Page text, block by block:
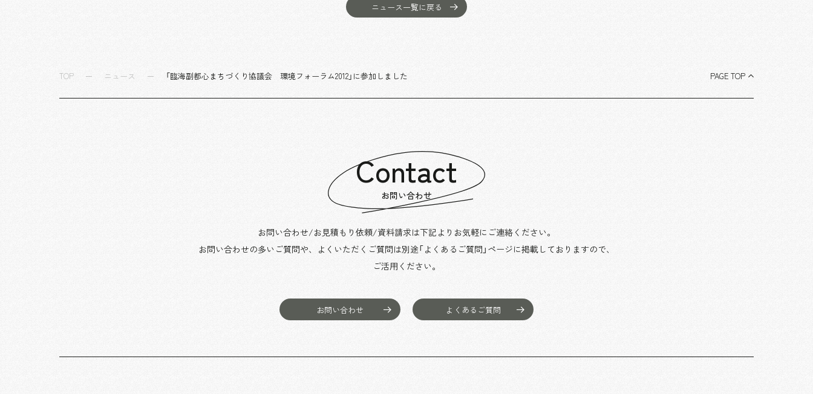
ニュース一覧に戻る
TOP ニュース 「臨海副都心まちづくり協議会 環境フォーラム2012」に参加しました PAGE TOP
Contact
お問い合わせ
お問い合わせ/お見積もり依頼/資料請求は下記よりお気軽にご連絡ください。
お問い合わせの多いご質問や、よくいただくご質問は別途「よくあるご質問」ページに掲載しておりますので、
ご活用ください。
お問い合わせ よくあるご質問